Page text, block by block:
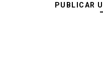
PUBLICAR